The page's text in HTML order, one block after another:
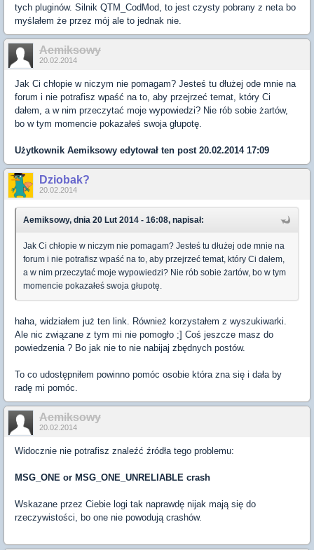
tych pluginów. Silnik QTM_CodMod, to jest czysty pobrany z neta bo
myślałem że przez mój ale to jednak nie.
Aemiksowy
20.02.2014
Jak Ci chłopie w niczym nie pomagam? Jesteś tu dłużej ode mnie na
forum i nie potrafisz wpaść na to, aby przejrzeć temat, który Ci
dałem, a w nim przeczytać moje wypowiedzi? Nie rób sobie żartów,
bo w tym momencie pokazałeś swoja głupotę.
Użytkownik Aemiksowy edytował ten post 20.02.2014 17:09
Dziobak?
20.02.2014
Aemiksowy, dnia 20 Lut 2014 - 16:08, napisał:
Jak Ci chłopie w niczym nie pomagam? Jesteś tu dłużej ode mnie na
forum i nie potrafisz wpaść na to, aby przejrzeć temat, który Ci dałem,
a w nim przeczytać moje wypowiedzi? Nie rób sobie żartów, bo w tym
momencie pokazałeś swoja głupotę.
haha, widziałem już ten link. Również korzystałem z wyszukiwarki.
Ale nic związane z tym mi nie pomogło ;] Coś jeszcze masz do
powiedzenia ? Bo jak nie to nie nabijaj zbędnych postów.
To co udostępniłem powinno pomóc osobie która zna się i dała by
radę mi pomóc.
Aemiksowy
20.02.2014
Widocznie nie potrafisz znaleźć źródła tego problemu:
MSG_ONE or MSG_ONE_UNRELIABLE crash
Wskazane przez Ciebie logi tak naprawdę nijak mają się do
rzeczywistości, bo one nie powodują crashów.